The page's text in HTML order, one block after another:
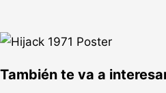
También te va a